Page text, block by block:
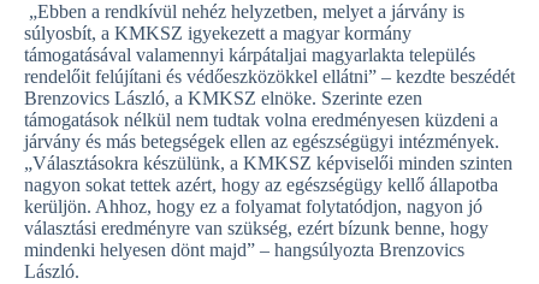
„Ebben a rendkívül nehéz helyzetben, melyet a járvány is
súlyosbít, a KMKSZ igyekezett a magyar kormány
támogatásával valamennyi kárpátaljai magyarlakta település
rendelőit felújítani és védőeszközökkel ellátni” – kezdte beszédét
Brenzovics László, a KMKSZ elnöke. Szerinte ezen
támogatások nélkül nem tudtak volna eredményesen küzdeni a
járvány és más betegségek ellen az egészségügyi intézmények.
„Választásokra készülünk, a KMKSZ képviselői minden szinten
nagyon sokat tettek azért, hogy az egészségügy kellő állapotba
kerüljön. Ahhoz, hogy ez a folyamat folytatódjon, nagyon jó
választási eredményre van szükség, ezért bízunk benne, hogy
mindenki helyesen dönt majd” – hangsúlyozta Brenzovics
László.